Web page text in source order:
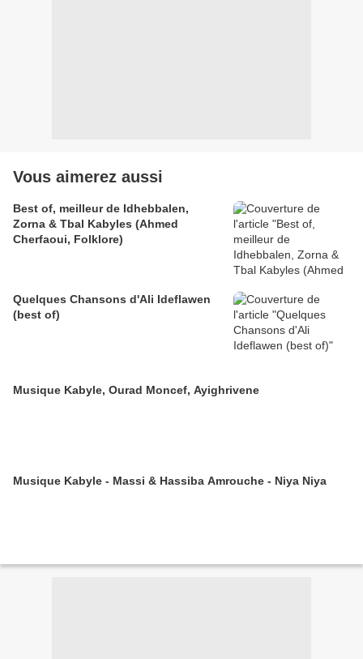
Vous aimerez aussi
Best of, meilleur de Idhebbalen,
Zorna & Tbal Kabyles (Ahmed
Cherfaoui, Folklore)
Quelques Chansons d'Ali Ideflawen
(best of)
Musique Kabyle, Ourad Moncef, Ayighrivene
Musique Kabyle - Massi & Hassiba Amrouche - Niya Niya